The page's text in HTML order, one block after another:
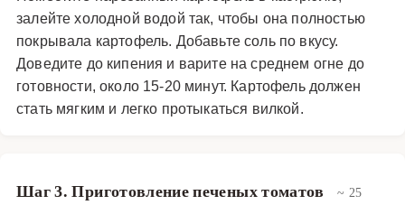
залейте холодной водой так, чтобы она полностью
покрывала картофель. Добавьте соль по вкусу.
Доведите до кипения и варите на среднем огне до
готовности, около 15-20 минут. Картофель должен
стать мягким и легко протыкаться вилкой.
Шаг 3. Приготовление печеных томатов
~ 25